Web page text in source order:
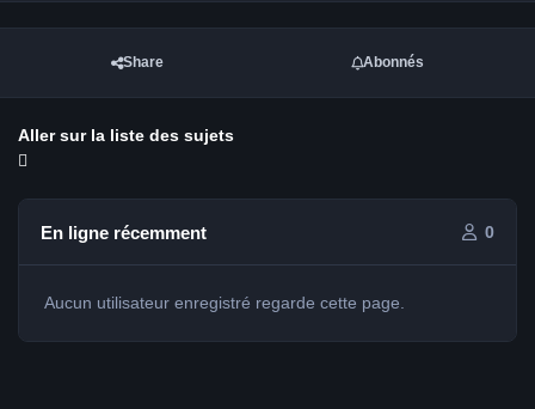
Share Abonnés
Aller sur la liste des sujets
En ligne récemment 0
Aucun utilisateur enregistré regarde cette page.